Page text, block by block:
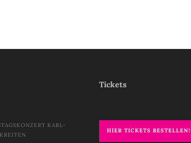
KARL-
Tickets
HIER TICKETS BESTELLEN!